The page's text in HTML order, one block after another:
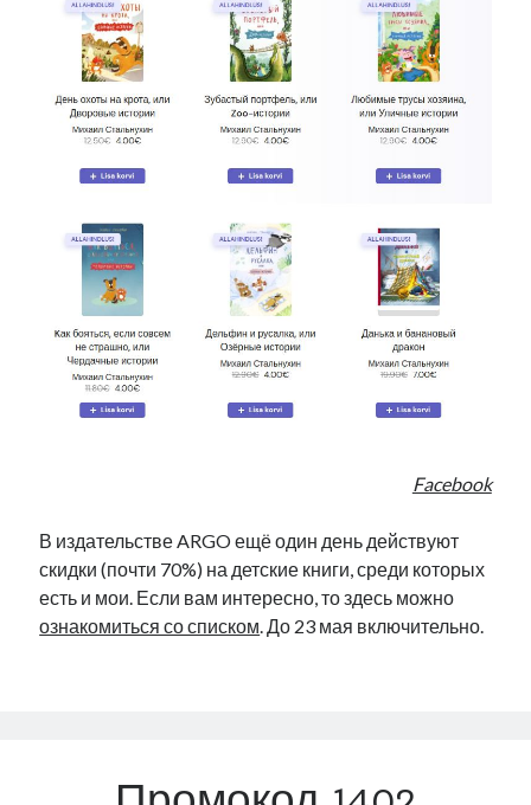
Facebook
В издательстве ARGO ещё один день действуют
скидки (почти 70%) на детские книги, среди которых
есть и мои. Если вам интересно, то здесь можно
ознакомиться со списком. До 23 мая включительно.